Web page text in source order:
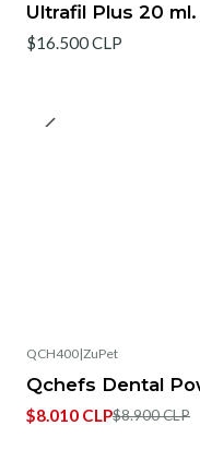
Ultrafil Plus 20 ml.
$16.500 CLP
QCH400|ZuPet
Qchefs Dental
$8.010 CLP$8.900 CLP